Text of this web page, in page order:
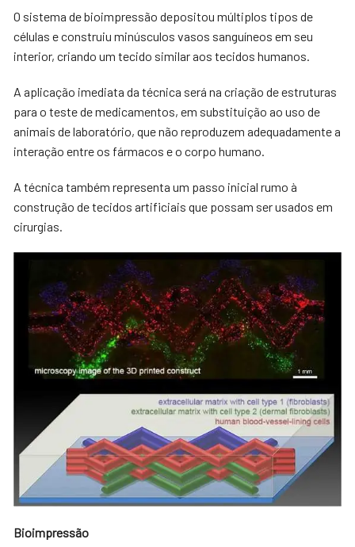
O sistema de bioimpressão depositou múltiplos tipos de
células e construiu minúsculos vasos sanguíneos em seu
interior, criando um tecido similar aos tecidos humanos.
A aplicação imediata da técnica será na criação de estruturas
para o teste de medicamentos, em substituição ao uso de
animais de laboratório, que não reproduzem adequadamente a
interação entre os fármacos e o corpo humano.
A técnica também representa um passo inicial rumo à
construção de tecidos artificiais que possam ser usados em
cirurgias.
Bioimpressão